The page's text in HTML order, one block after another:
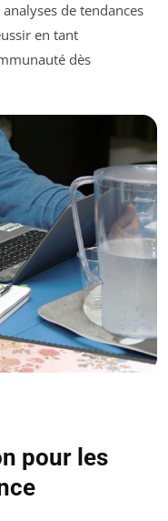
de tendances
en tant
dès
pour les